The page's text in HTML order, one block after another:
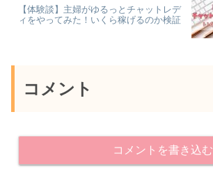
【体験談】主婦がゆるっとチャットレデ
ィをやってみた！いくら稼げるのか検証
コメント
コメントを書き込む